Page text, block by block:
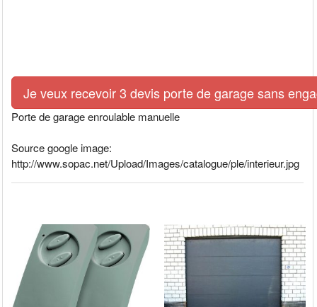
Je veux recevoir 3 devis porte de garage sans
Porte de garage enroulable manuelle
Source google image:
http://www.sopac.net/Upload/Images/catalogue/ple/interieur.jpg